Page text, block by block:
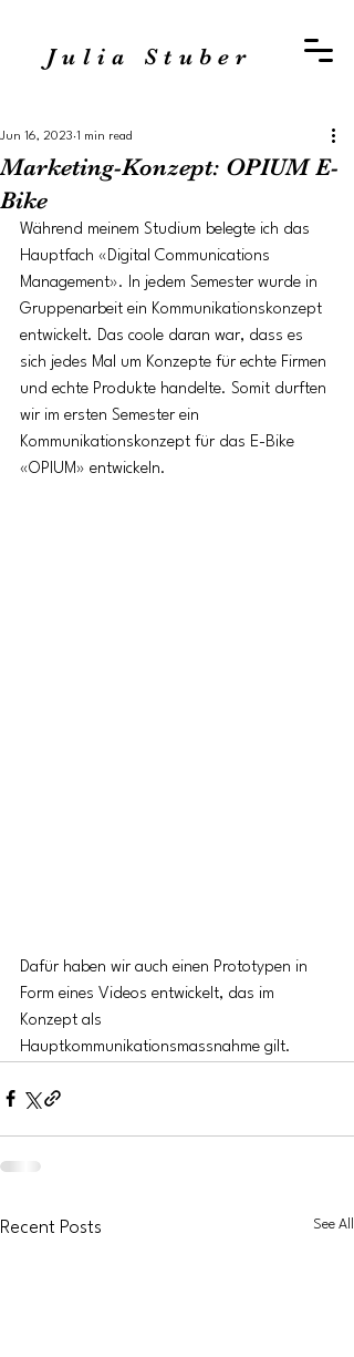
Julia Stuber
Marketing-Konzept: OPIUM E-
Bike
Jun 16, 2023 1 min read
Während meinem Studium belegte ich das
Hauptfach «Digital Communications
Management». In jedem Semester wurde in
Gruppenarbeit ein Kommunikationskonzept
entwickelt. Das coole daran war, dass es
sich jedes Mal um Konzepte für echte Firmen
und echte Produkte handelte. Somit durften
wir im ersten Semester ein
Kommunikationskonzept für das E-Bike
«OPIUM» entwickeln.
Dafür haben wir auch einen Prototypen in
Form eines Videos entwickelt, das im
Konzept als
Hauptkommunikationsmassnahme gilt.
Recent Posts See All